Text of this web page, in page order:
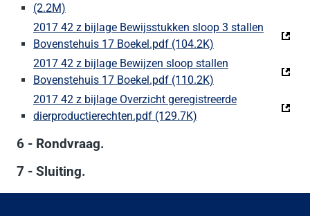
(2.2M)
2017 42 z bijlage Bewijsstukken sloop 3 stallen
Bovenstehuis 17 Boekel.pdf (104.2K) (Deze link gaat
2017 42 z bijlage Bewijzen sloop stallen
Bovenstehuis 17 Boekel.pdf (110.2K) (Deze link gaat
2017 42 z bijlage Overzicht geregistreerde
dierproductierechten.pdf (129.7K) (Deze link gaat naar
6 - Rondvraag.
7 - Sluiting.